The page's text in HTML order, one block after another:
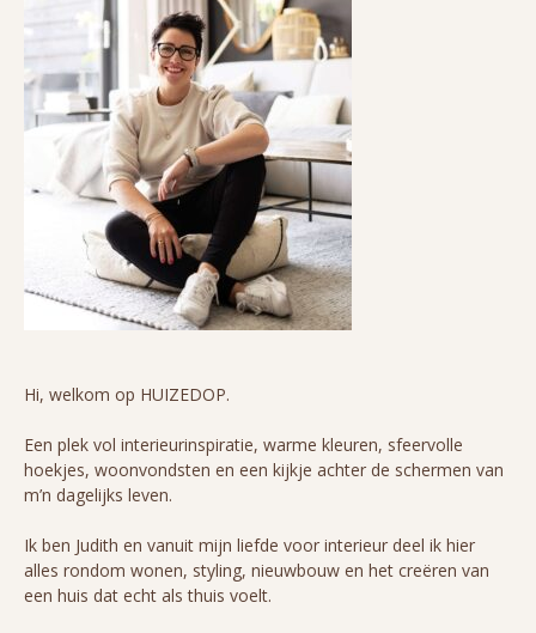
Hi, welkom op HUIZEDOP.
Een plek vol interieurinspiratie, warme kleuren, sfeervolle
hoekjes, woonvondsten en een kijkje achter de schermen van
m’n dagelijks leven.
Ik ben Judith en vanuit mijn liefde voor interieur deel ik hier
alles rondom wonen, styling, nieuwbouw en het creëren van
een huis dat echt als thuis voelt.